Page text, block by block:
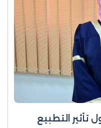
التطبيع